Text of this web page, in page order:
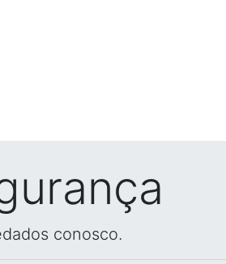
conosco.